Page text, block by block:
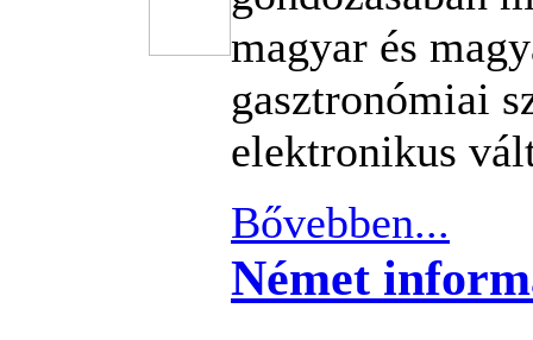
magyar és
gasztronómiai
elektronikus
Bővebben...
Német